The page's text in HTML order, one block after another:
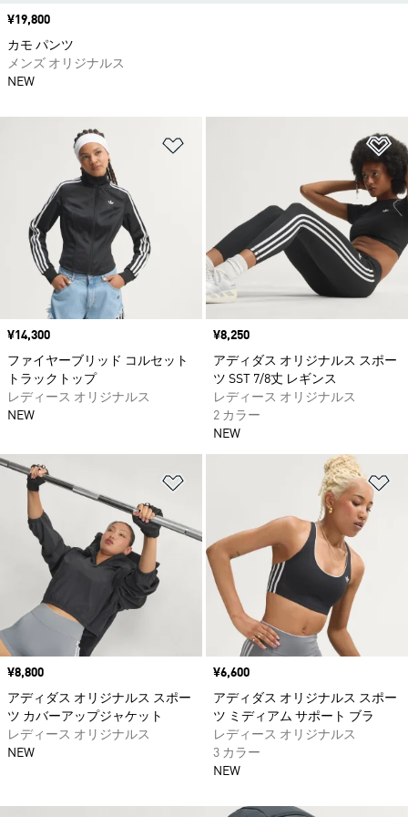
価格
¥14,300
ファイヤーブリッド コルセット
トラックトップ
レディース オリジナルス
NEW
価格
¥8,250
アディダス オリジナルス スポー
ツ SST 7/8丈 レギンス
レディース オリジナルス
2 カラー
NEW
ほしいものリストに追加
価格
¥8,800
アディダス オリジナルス スポー
ツ カバーアップジャケット
レディース オリジナルス
NEW
価格
¥6,600
アディダス オリジナルス スポー
ツ ミディアム サポート ブラ
レディース オリジナルス
3 カラー
NEW
価格
¥19,800
カモ パンツ
メンズ オリジナルス
NEW